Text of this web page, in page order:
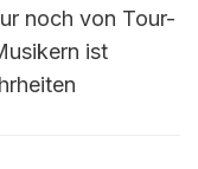
noch von Tour-
ist